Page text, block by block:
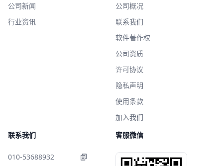
公司新闻
行业资讯
公司概况
联系我们
软件著作权
公司资质
许可协议
隐私声明
使用条款
加入我们
联系我们
010-53688932
客服微信